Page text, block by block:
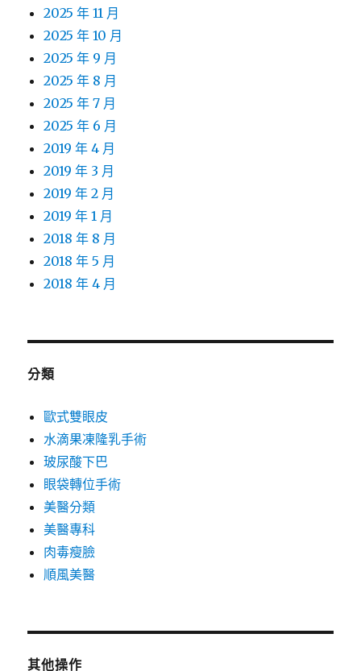
2025 年 11 月
2025 年 10 月
2025 年 9 月
2025 年 8 月
2025 年 7 月
2025 年 6 月
2019 年 4 月
2019 年 3 月
2019 年 2 月
2019 年 1 月
2018 年 8 月
2018 年 5 月
2018 年 4 月
分類
歐式雙眼皮
水滴果凍隆乳手術
玻尿酸下巴
眼袋轉位手術
美醫分類
美醫專科
肉毒瘦臉
順風美醫
其他操作